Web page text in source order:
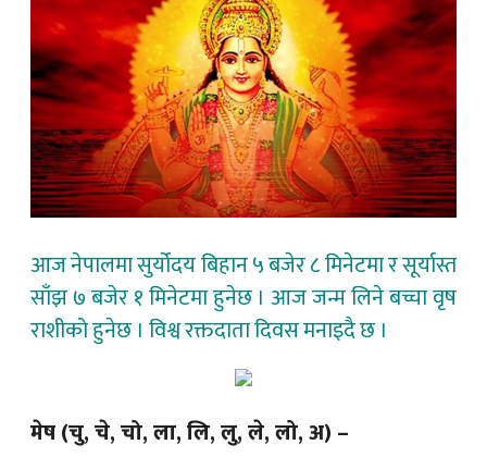
आज नेपालमा सुर्योदय बिहान ५ बजेर ८ मिनेटमा र सूर्यास्त
साँझ ७ बजेर १ मिनेटमा हुनेछ । आज जन्म लिने बच्चा वृष
राशीको हुनेछ । विश्व रक्तदाता दिवस मनाइदै छ ।
मेष (चु, चे, चो, ला, लि, लु, ले, लो, अ) –